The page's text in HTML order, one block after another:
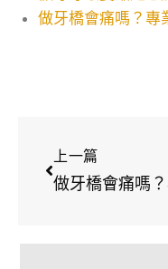
做牙橋會痛嗎？專
上一篇